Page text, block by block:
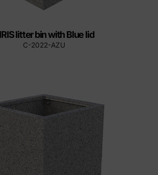
litter bin with Blue lid
C-2022-AZU